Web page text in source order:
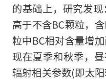
的基础上，研究发
高于不含BC颗粒，
粒中BC相对含量增
现在夏季和秋季，
辐射相关参数(即太